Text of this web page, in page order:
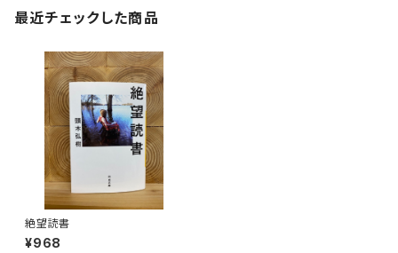
最近チェックした商品
絶望読書
¥968